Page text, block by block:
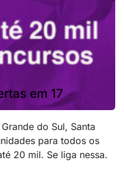
em 17
do Sul, Santa
para todos os
20 mil. Se liga nessa.